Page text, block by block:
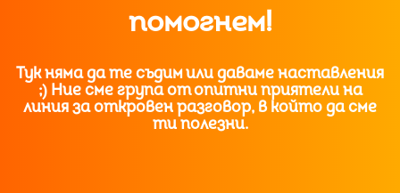
помогнем!
Тук няма да те съдим или даваме наставления
;) Ние сме група от опитни приятели на
линия за откровен разговор, в който да сме
ти полезни.